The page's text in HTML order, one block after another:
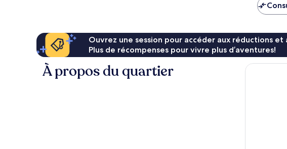
Ouvrez une session pour accéder aux réductions et
Plus de récompenses pour vivre plus d’aventures!
À propos du quartier